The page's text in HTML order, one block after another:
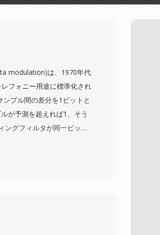
modulation)は、1970年代
フォニー用途に標準化され
プル間の差分を1ビットと
が予測を超えれば1、そう
グフィルタが同一ビット
ます。16から64 kbpsで動
でのリアルタイム処理が